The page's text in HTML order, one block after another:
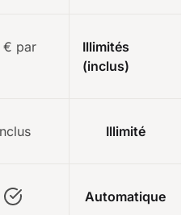
€ par
Illimités
(inclus)
Illimité
Automatique